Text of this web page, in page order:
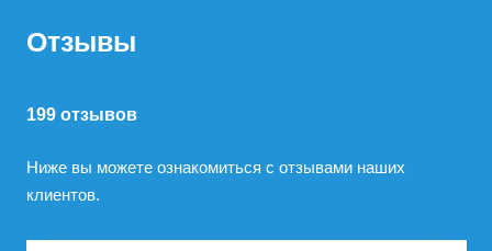
Отзывы
199 отзывов
Ниже вы можете ознакомиться с отзывами наших
клиентов.